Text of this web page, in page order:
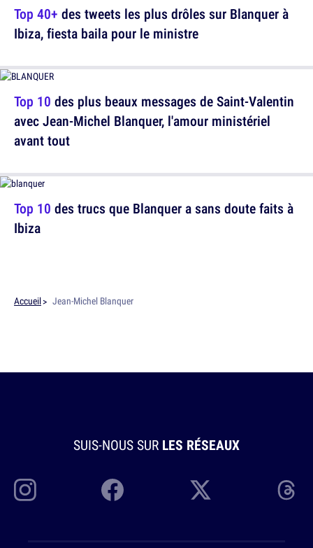
Top 40+ des tweets les plus drôles sur Blanquer à
Ibiza, fiesta baila pour le ministre
Top 10 des trucs que Blanquer a sans doute faits à
Ibiza
Top 10 des plus beaux messages de Saint-Valentin
avec Jean-Michel Blanquer, l'amour ministériel
avant tout
Accueil Jean-Michel Blanquer
SUIS-NOUS SUR LES RÉSEAUX